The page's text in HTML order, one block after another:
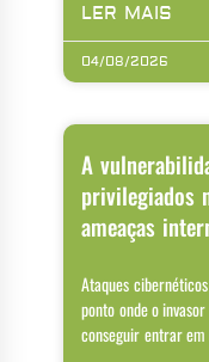
LER MAIS
04/08/2026
A
privilegiados
ameaças
Ataques
ponto onde o
conseguir entrar